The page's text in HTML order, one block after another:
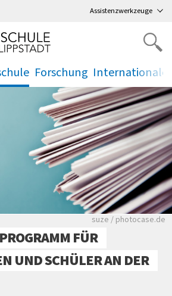
Assistenzwerkzeuge
Forschung
. .
Viele Zeitungen.
suze / photocase.de
FÜR
UND SCHÜLER AN DER